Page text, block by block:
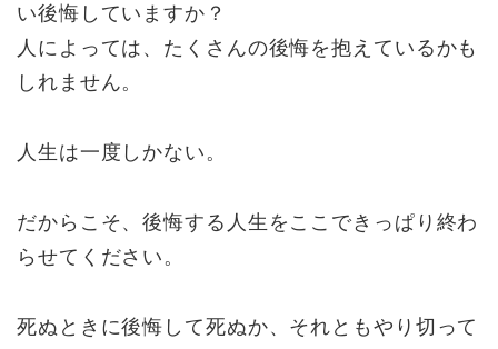
い後悔していますか？
人によっては、たくさんの後悔を抱えているかも
しれません。
人生は一度しかない。
だからこそ、後悔する人生をここできっぱり終わ
らせてください。
死ぬときに後悔して死ぬか、それともやり切って